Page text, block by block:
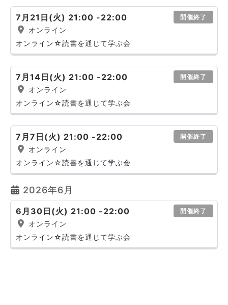
7月21日(火) 21:00 -22:00 開催終了
オンライン
オンライン☆読書を通じて学ぶ会
7月14日(火) 21:00 -22:00 開催終了
オンライン
オンライン☆読書を通じて学ぶ会
7月7日(火) 21:00 -22:00 開催終了
オンライン
オンライン☆読書を通じて学ぶ会
2026年6月
6月30日(火) 21:00 -22:00 開催終了
オンライン
オンライン☆読書を通じて学ぶ会